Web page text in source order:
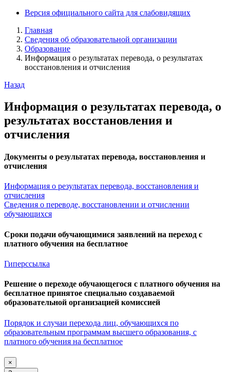
Версия официального сайта для слабовидящих
Главная
Сведения об образовательной организации
Образование
Информация о результатах перевода, о результатах
восстановления и отчисления
Назад
Информация о результатах перевода, о
результатах восстановления и
отчисления
Документы о результатах перевода, восстановления и
отчисления
Информация о результатах перевода, восстановления и
отчисления
Сведения о переводе, восстановлении и отчислении
обучающихся
Сроки подачи обучающимися заявлений на переход с
платного обучения на бесплатное
Гиперссылка
Решение о переходе обучающегося с платного обучения на
бесплатное принятое специально создаваемой
образовательной организацией комиссией
Порядок и случаи перехода лиц, обучающихся по
образовательным программам высшего образования, с
платного обучения на бесплатное
×